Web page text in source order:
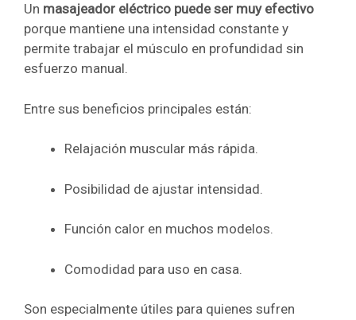
Un masajeador eléctrico puede ser muy efectivo
porque mantiene una intensidad constante y
permite trabajar el músculo en profundidad sin
esfuerzo manual.
Entre sus beneficios principales están:
Relajación muscular más rápida.
Posibilidad de ajustar intensidad.
Función calor en muchos modelos.
Comodidad para uso en casa.
Son especialmente útiles para quienes sufren